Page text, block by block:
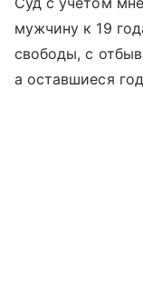
мужчину к 19
свободы, с
а оставшиеся